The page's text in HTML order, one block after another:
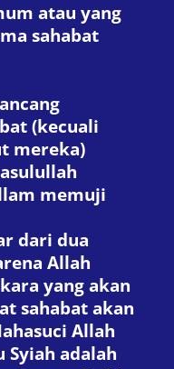
atau yang
sahabat
(kecuali
mereka)
memuji
dari dua
Allah
yang akan
sahabat akan
Allah
adalah